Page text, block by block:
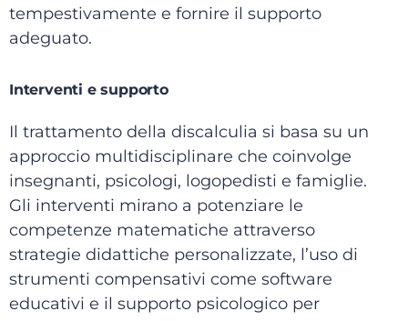
tempestivamente e fornire il supporto
adeguato.
Interventi e supporto
Il trattamento della discalculia si basa su un
approccio multidisciplinare che coinvolge
insegnanti, psicologi, logopedisti e famiglie.
Gli interventi mirano a potenziare le
competenze matematiche attraverso
strategie didattiche personalizzate, l’uso di
strumenti compensativi come software
educativi e il supporto psicologico per